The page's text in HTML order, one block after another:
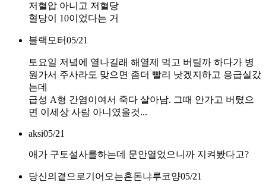
저혈압 아니고 저혈당
혈당이 10이었다는 거
블랙모터05/21
토요일 저녘에 열나길래 해열제 먹고 버틸까 하다가 병
원가서 주사라도 맞으면 좀더 빨리 낫겠지하고 응급실갔
는데
급성 A형 간염이여서 죽다 살아남. 그때 안가고 버텼으
면 이세상 사람 아니였을것...
aksi05/21
애가 구토설사를하는데 문안열었으니까 지켜봤다고?
당신의곁으로기어오는혼돈냐루코양05/21